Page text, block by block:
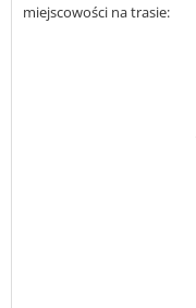
miejscowości na trasie: